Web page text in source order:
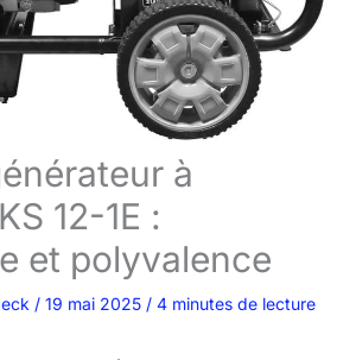
à
12-1E :
et polyvalence
/ 19 mai 2025 / 4 minutes de lecture